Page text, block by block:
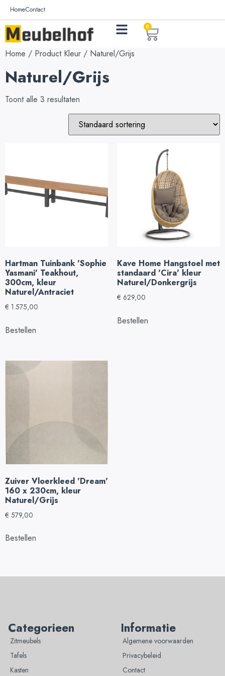
HomeContact
0
Home / Product Kleur / Naturel/Grijs
Naturel/Grijs
Toont alle 3 resultaten
Hartman Tuinbank 'Sophie
Yasmani' Teakhout,
300cm, kleur
Naturel/Antraciet
€ 1.575,00
Bestellen
Kave Home Hangstoel met
standaard 'Cira' kleur
Naturel/Donkergrijs
€ 629,00
Bestellen
Zuiver Vloerkleed 'Dream'
160 x 230cm, kleur
Naturel/Grijs
€ 579,00
Bestellen
Categorieen
Zitmeubels
Tafels
Kasten
Informatie
Algemene voorwaarden
Privacybeleid
Contact